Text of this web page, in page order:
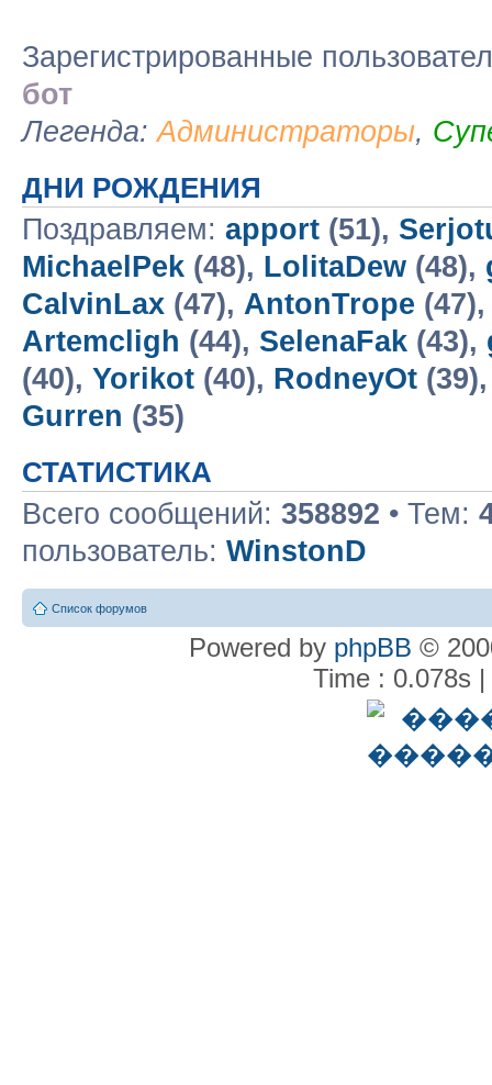
Зарегистрированные
бот
Легенда:Администраторы,
ДНИ РОЖДЕНИЯ
Поздравляем: apport (51),
MichaelPek (48), LolitaDew (48),
CalvinLax (47), AntonTrope
Artemcligh (44), SelenaFak (43),
(40), Yorikot (40), RodneyOt
Gurren (35)
СТАТИСТИКА
Всего сообщений: 358892 • Тем:
пользователь: WinstonD
Список форумов
Powered by phpBB ©
Time : 0.078s